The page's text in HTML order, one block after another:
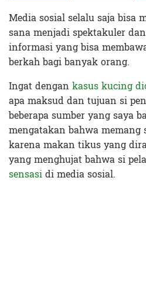
Media sosial selalu saja bisa
sana menjadi spektakuler
informasi yang bisa
berkah bagi banyak orang.
Ingat dengan kasus kucing
apa maksud dan tujuan si
beberapa sumber yang saya
mengatakan bahwa
karena makan tikus yang
yang menghujat bahwa si
sensasidi media sosial.